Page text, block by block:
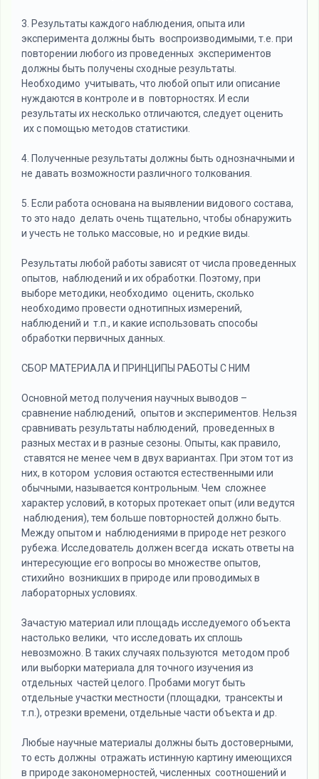
3. Результаты каждого наблюдения, опыта или
эксперимента должны быть воспроизводимыми, т.е. при
повторении любого из проведенных экспериментов
должны быть получены сходные результаты.
Необходимо учитывать, что любой опыт или описание
нуждаются в контроле и в повторностях. И если
результаты их несколько отличаются, следует оценить
их с помощью методов статистики.
4. Полученные результаты должны быть однозначными и
не давать возможности различного толкования.
5. Если работа основана на выявлении видового состава,
то это надо делать очень тщательно, чтобы обнаружить
и учесть не только массовые, но и редкие виды.
Результаты любой работы зависят от числа проведенных
опытов, наблюдений и их обработки. Поэтому, при
выборе методики, необходимо оценить, сколько
необходимо провести однотипных измерений,
наблюдений и т.п., и какие использовать способы
обработки первичных данных.
СБОР МАТЕРИАЛА И ПРИНЦИПЫ РАБОТЫ С НИМ
Основной метод получения научных выводов –
сравнение наблюдений, опытов и экспериментов. Нельзя
сравнивать результаты наблюдений, проведенных в
разных местах и в разные сезоны. Опыты, как правило,
ставятся не менее чем в двух вариантах. При этом тот из
них, в котором условия остаются естественными или
обычными, называется контрольным. Чем сложнее
характер условий, в которых протекает опыт (или ведутся
наблюдения), тем больше повторностей должно быть.
Между опытом и наблюдениями в природе нет резкого
рубежа. Исследователь должен всегда искать ответы на
интересующие его вопросы во множестве опытов,
стихийно возникших в природе или проводимых в
лабораторных условиях.
Зачастую материал или площадь исследуемого объекта
настолько велики, что исследовать их сплошь
невозможно. В таких случаях пользуются методом проб
или выборки материала для точного изучения из
отдельных частей целого. Пробами могут быть
отдельные участки местности (площадки, трансекты и
т.п.), отрезки времени, отдельные части объекта и др.
Любые научные материалы должны быть достоверными,
то есть должны отражать истинную картину имеющихся
в природе закономерностей, численных соотношений и